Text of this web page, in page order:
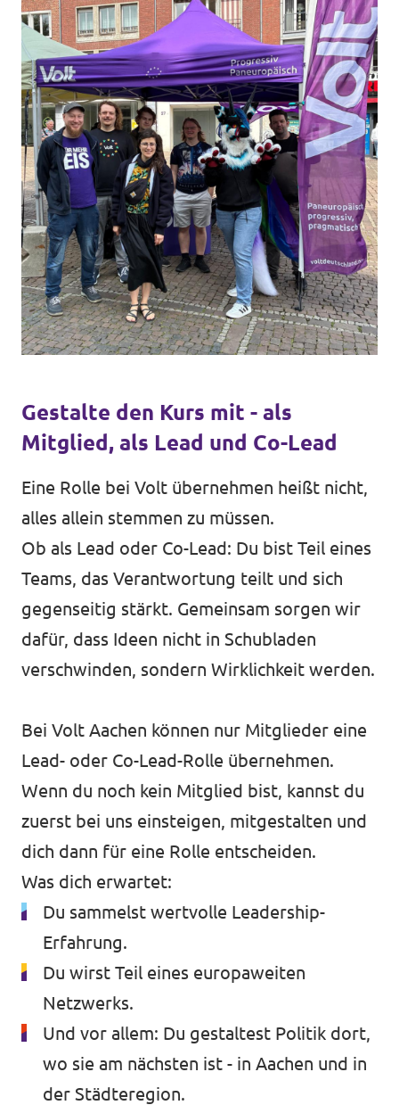
Gestalte den Kurs mit - als
Mitglied, als Lead und Co-Lead
Eine Rolle bei Volt übernehmen heißt nicht,
alles allein stemmen zu müssen.
Ob als Lead oder Co-Lead: Du bist Teil eines
Teams, das Verantwortung teilt und sich
gegenseitig stärkt. Gemeinsam sorgen wir
dafür, dass Ideen nicht in Schubladen
verschwinden, sondern Wirklichkeit werden.
Bei Volt Aachen können nur Mitglieder eine
Lead- oder Co-Lead-Rolle übernehmen.
Wenn du noch kein Mitglied bist, kannst du
zuerst bei uns einsteigen, mitgestalten und
dich dann für eine Rolle entscheiden.
Was dich erwartet:
Du sammelst wertvolle Leadership-
Erfahrung.
Du wirst Teil eines europaweiten
Netzwerks.
Und vor allem: Du gestaltest Politik dort,
wo sie am nächsten ist - in Aachen und in
der Städteregion.